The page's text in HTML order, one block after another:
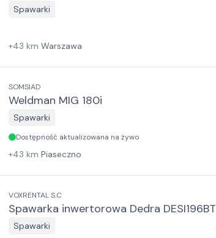
Spawarki
+43 km Warszawa
SOMSIAD
Weldman MIG 180i
Spawarki
Dostępność aktualizowana na żywo
+43 km Piaseczno
VOXRENTAL S.C
Spawarka inwertorowa Dedra DESI196BT
Spawarki